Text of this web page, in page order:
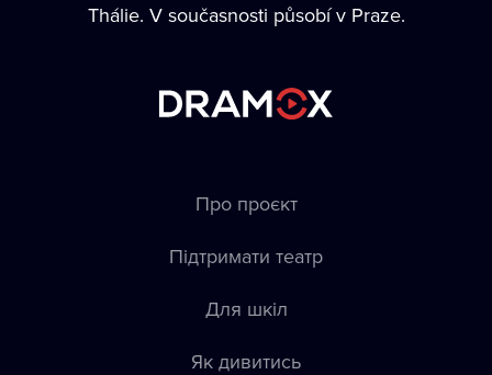
Thálie. V současnosti působí v Praze.
Про проєкт
Підтримати театр
Для шкіл
Як дивитись